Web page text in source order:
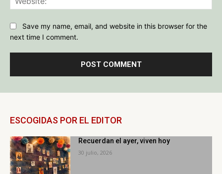
Save my name, email, and website in this browser for the
next time I comment.
ESCOGIDAS POR EL EDITOR
Recuerdan el ayer, viven hoy
30 julio, 2026